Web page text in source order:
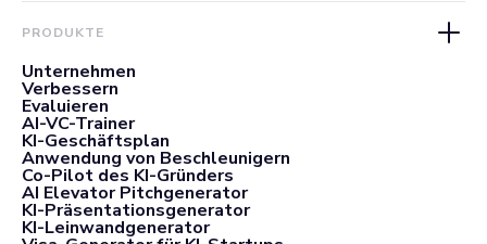
PRODUKTE
Unternehmen
Verbessern
Evaluieren
AI-VC-Trainer
KI-Geschäftsplan
Anwendung von Beschleunigern
Co-Pilot des KI-Gründers
AI Elevator Pitchgenerator
KI-Präsentationsgenerator
KI-Leinwandgenerator